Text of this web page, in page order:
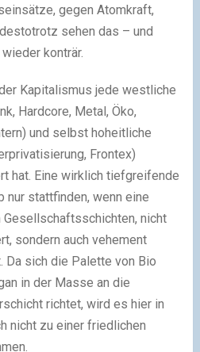
gegen Atomkraft,
sehen das – und
konträr.
Kapitalismus jede westliche
Hardcore, Metal, Öko,
und selbst hoheitliche
Frontex)
hat. Eine wirklich tiefgreifende
nur stattfinden, wenn eine
nicht
sondern auch vehement
Da sich die Palette von Bio
in der Masse an die
richtet, wird es hier in
nicht zu einer friedlichen